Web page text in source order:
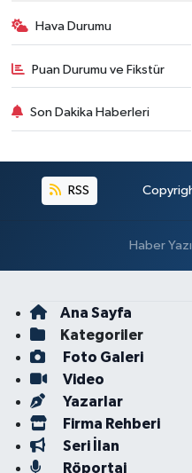
Hava Durumu
Puan Durumu ve Fikstür
Son Dakika Haberleri
RSS
Haber
Ana Sayfa
Kategoriler
Foto Galeri
Video
Yazarlar
Firma Rehberi
Seri İlan
Röportaj